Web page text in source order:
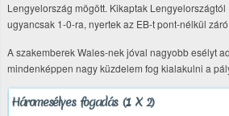
Lengyelország mögött. Kikaptak Lengyelországtól
ugyancsak 1-0-ra, nyertek az EB-t pont-nélkül
A szakemberek Wales-nek jóval nagyobb esélyt
mindenképpen nagy küzdelem fog kialakulni a
Háromesélyes fogadás (1 X 2)